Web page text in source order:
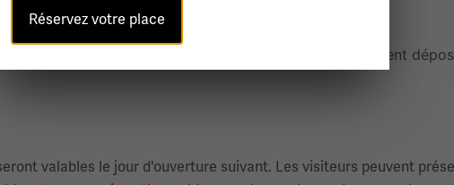
à l'intérieur de l'exposition. Les visiteurs peuvent
valables le jour d'ouverture suivant. Les visiteurs peuvent
Réservez votre place